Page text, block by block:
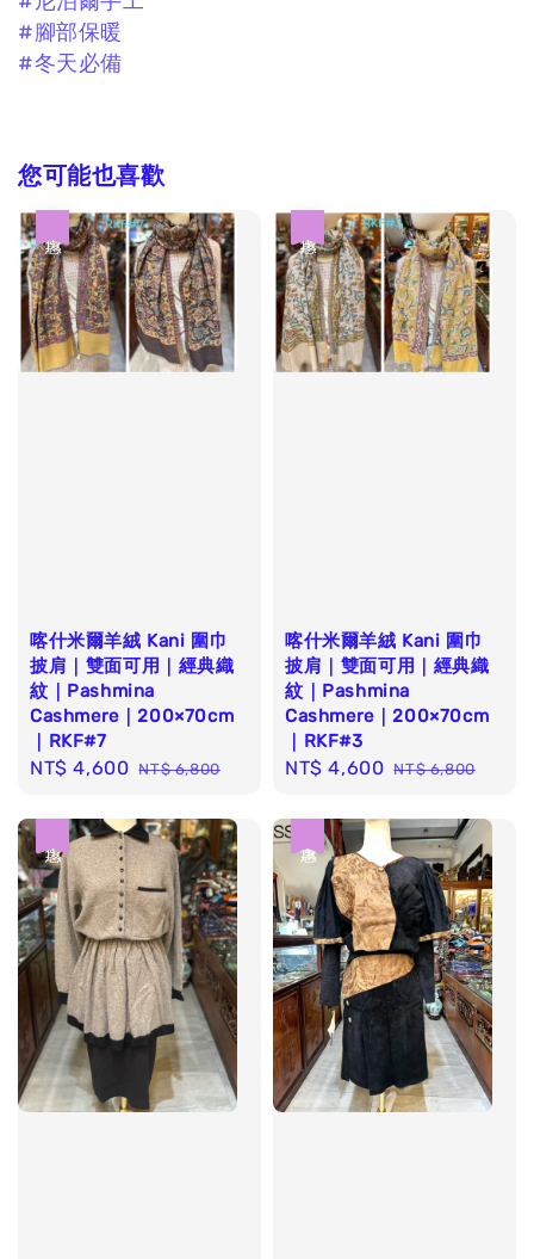
#腳部保暖
#冬天必備
您可能也喜歡
喀什米爾羊絨 Kani 圍巾
披肩｜雙面可用｜經典織
紋｜Pashmina
Cashmere｜200×70cm
｜RKF#7
Sale
NT$ 4,600 Regular
NT$ 6,800
喀什米爾羊絨 Kani 圍巾
披肩｜雙面可用｜經典織
紋｜Pashmina
Cashmere｜200×70cm
｜RKF#3
Sale
NT$ 4,600 Regular
NT$ 6,800